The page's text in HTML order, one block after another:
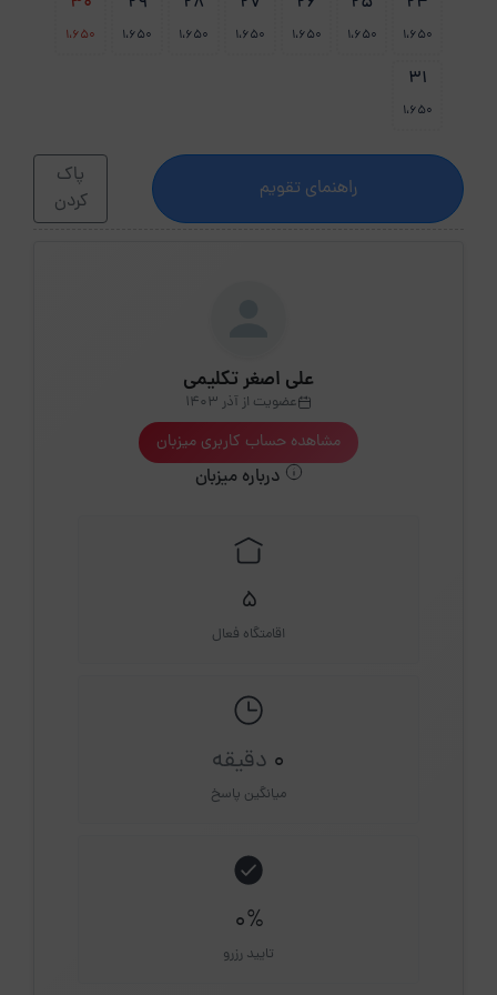
1،650 1،650 1،650 1،650 1،650 1،650 1،650
31
1،650
راهنمای تقویم
پاک
کردن
علی اصغر تکلیمی
عضویت از آذر 1403
مشاهده حساب کاربری میزبان
درباره میزبان
5
اقامتگاه فعال
0 دقیقه
میانگین پاسخ
0%
تایید رزرو